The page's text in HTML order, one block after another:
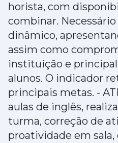
horista, com
combinar.
dinâmico,
assim como
instituição e
alunos. O indicador
principais metas. -
aulas de inglês,
turma, correção de
proatividade em